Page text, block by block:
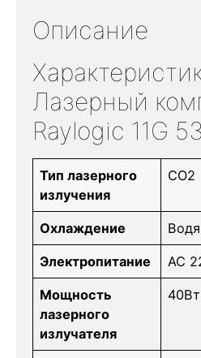
Описание
Лазерный
Raylogic 11G
Тип лазерного
излучения
СО2
Охлаждение
Электропитание AC
Мощность
лазерного
излучателя
40Вт